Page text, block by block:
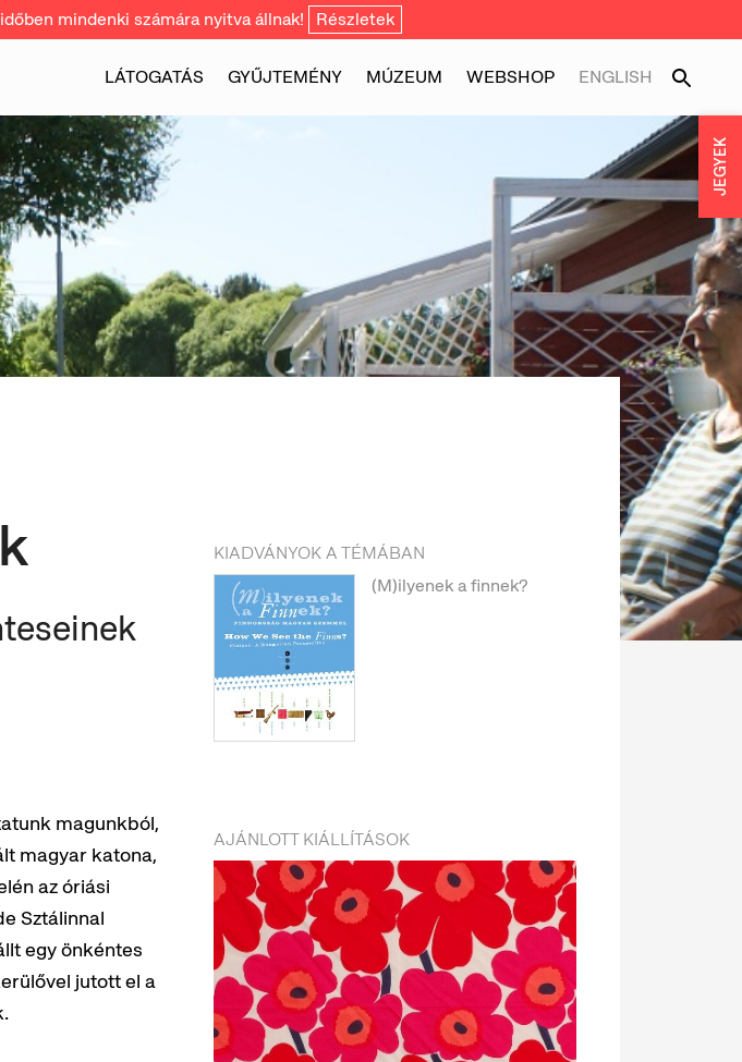
mindenki számára nyitva állnak! Részletek
LÁTOGATÁS GYŰJTEMÉNY MÚZEUM WEBSHOP ENGLISH
magunkból,
magyar katona,
az óriási
Sztálinnal
egy önkéntes
jutott el a
KIADVÁNYOK A TÉMÁBAN
(M)ilyenek a finnek?
AJÁNLOTT KIÁLLÍTÁSOK
JEGYEK